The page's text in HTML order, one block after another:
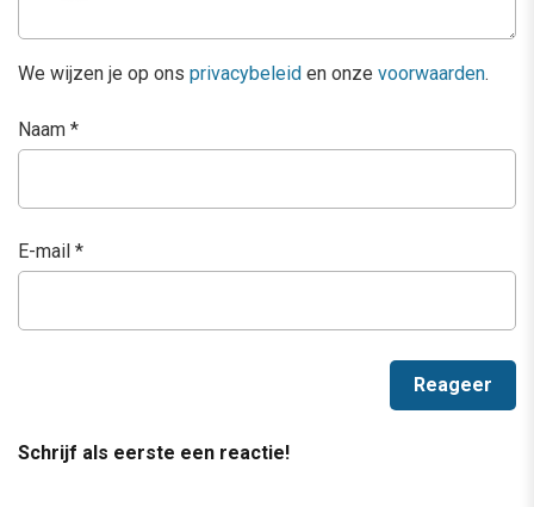
We wijzen je op ons privacybeleid en onze voorwaarden.
Naam *
E-mail *
Schrijf als eerste een reactie!